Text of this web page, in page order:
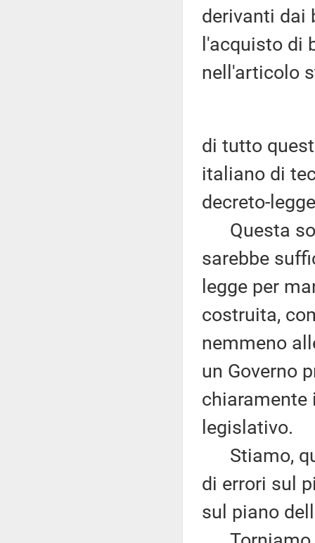
derivanti dai
l'acquisto di
nell'articolo
di tutto
italiano di
decreto-
Questa
sarebbe
legge per
costruita,
nemmeno
un Governo
chiaramente
legislativo.
Stiamo,
di errori sul
sul piano